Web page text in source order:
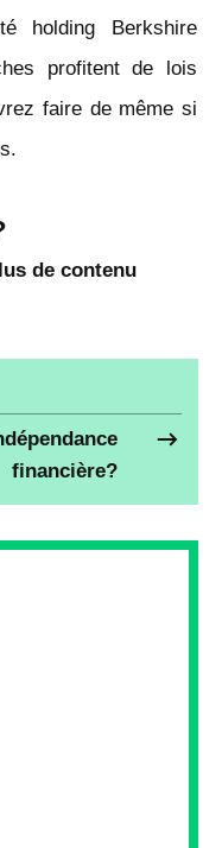
holding Berkshire
profitent de lois
faire de même si
de contenu
financière?